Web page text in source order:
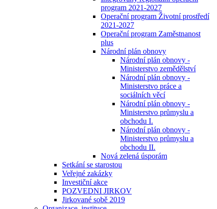
program 2021-2027
Operační program Životní prostředí
2021-2027
Operační program Zaměstnanost
plus
Národní plán obnovy
Národní plán obnovy -
Ministerstvo zemědělství
Národní plán obnovy -
Ministerstvo práce a
sociálních věcí
Národní plán obnovy -
Ministerstvo průmyslu a
obchodu I.
Národní plán obnovy -
Ministerstvo průmyslu a
obchodu II.
Nová zelená úsporám
Setkání se starostou
Veřejné zakázky
Investiční akce
POZVEDNI JIRKOV
Jirkované sobě 2019